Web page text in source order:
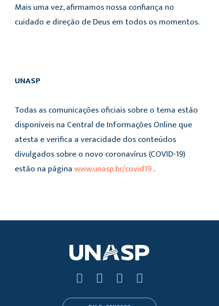
Mais uma vez, afirmamos nossa confiança no
cuidado e direção de Deus em todos os momentos.
UNASP
Todas as comunicações oficiais sobre o tema estão
disponíveis na Central de Informações Online que
atesta e verifica a veracidade dos conteúdos
divulgados sobre o novo coronavírus (COVID-19)
estão na páginawww.unasp.br/covid19.